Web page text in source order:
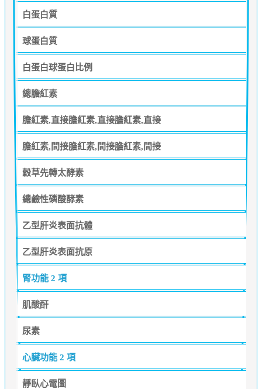
白蛋白質
球蛋白質
白蛋白球蛋白比例
總膽紅素
膽紅素,直接膽紅素,直接膽紅素,直接
膽紅素,間接膽紅素,間接膽紅素,間接
穀草先轉太酵素
總鹼性磷酸酵素
乙型肝炎表面抗體
乙型肝炎表面抗原
腎功能 2 項
肌酸酐
尿素
心臟功能 2 項
靜臥心電圖